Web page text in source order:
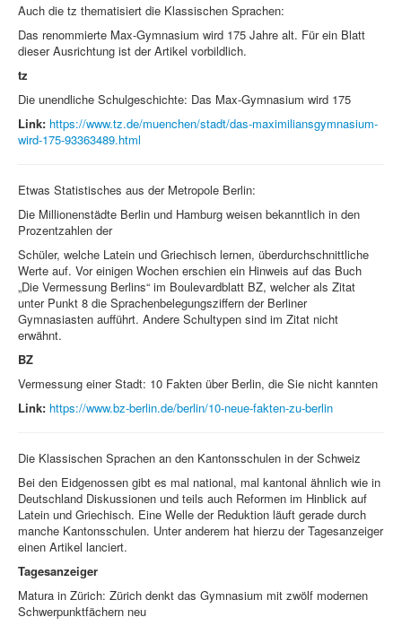
Auch die tz thematisiert die Klassischen Sprachen:
Das renommierte Max-Gymnasium wird 175 Jahre alt. Für ein Blatt
dieser Ausrichtung ist der Artikel vorbildlich.
tz
Die unendliche Schulgeschichte: Das Max-Gymnasium wird 175
Link: https://www.tz.de/muenchen/stadt/das-maximiliansgymnasium-
wird-175-93363489.html
Etwas Statistisches aus der Metropole Berlin:
Die Millionenstädte Berlin und Hamburg weisen bekanntlich in den
Prozentzahlen der
Schüler, welche Latein und Griechisch lernen, überdurchschnittliche
Werte auf. Vor einigen Wochen erschien ein Hinweis auf das Buch
„Die Vermessung Berlins“ im Boulevardblatt BZ, welcher als Zitat
unter Punkt 8 die Sprachenbelegungsziffern der Berliner
Gymnasiasten aufführt. Andere Schultypen sind im Zitat nicht
erwähnt.
BZ
Vermessung einer Stadt: 10 Fakten über Berlin, die Sie nicht kannten
Link: https://www.bz-berlin.de/berlin/10-neue-fakten-zu-berlin
Die Klassischen Sprachen an den Kantonsschulen in der Schweiz
Bei den Eidgenossen gibt es mal national, mal kantonal ähnlich wie in
Deutschland Diskussionen und teils auch Reformen im Hinblick auf
Latein und Griechisch. Eine Welle der Reduktion läuft gerade durch
manche Kantonsschulen. Unter anderem hat hierzu der Tagesanzeiger
einen Artikel lanciert.
Tagesanzeiger
Matura in Zürich: Zürich denkt das Gymnasium mit zwölf modernen
Schwer­punkt­fächern neu